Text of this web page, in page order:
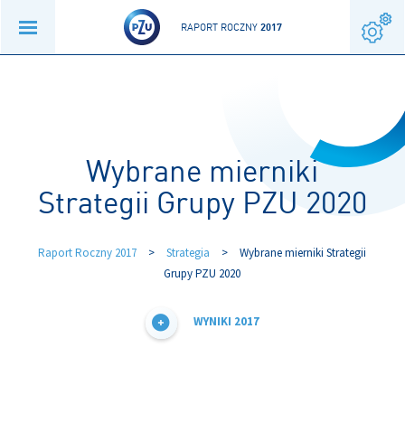
RAPORT ROCZNY 2017
Wybrane mierniki
Strategii Grupy PZU 2020
Raport Roczny 2017 > Strategia >
Wybrane mierniki Strategii
Grupy PZU 2020
WYNIKI 2017